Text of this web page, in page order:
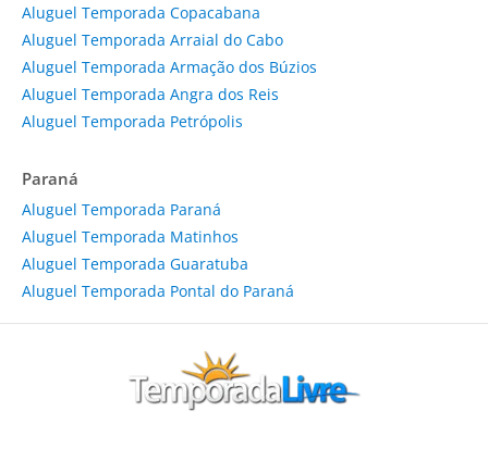
Aluguel Temporada Copacabana
Aluguel Temporada Arraial do Cabo
Aluguel Temporada Armação dos Búzios
Aluguel Temporada Angra dos Reis
Aluguel Temporada Petrópolis
Paraná
Aluguel Temporada Paraná
Aluguel Temporada Matinhos
Aluguel Temporada Guaratuba
Aluguel Temporada Pontal do Paraná